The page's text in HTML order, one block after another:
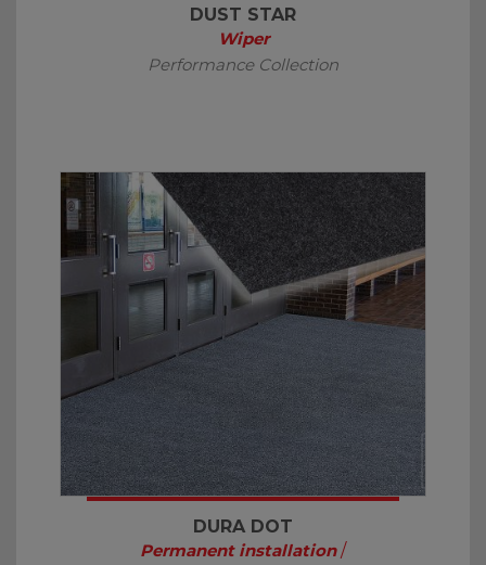
DUST STAR
Wiper
Performance Collection
DURA DOT
Permanent installation /